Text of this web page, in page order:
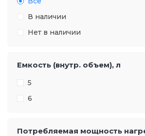
В наличии
Нет в наличии
Емкость (внутр. объем), л
5
6
Потребляемая мощность